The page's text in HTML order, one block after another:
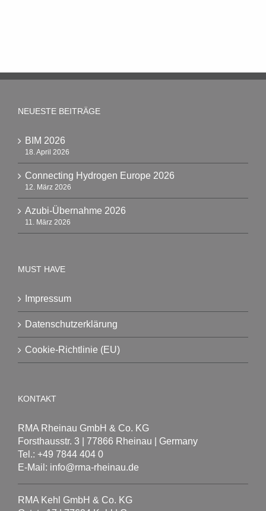
NEUESTE BEITRÄGE
BIM 2026
18. April 2026
Connecting Hydrogen Europe 2026
12. März 2026
Azubi-Übernahme 2026
11. März 2026
MUST HAVE
Impressum
Datenschutzerklärung
Cookie-Richtlinie (EU)
KONTAKT
RMA Rheinau GmbH & Co. KG
Forsthausstr. 3 | 77866 Rheinau | Germany
Tel.: +49 7844 404 0
E-Mail: info@rma-rheinau.de
RMA Kehl GmbH & Co. KG